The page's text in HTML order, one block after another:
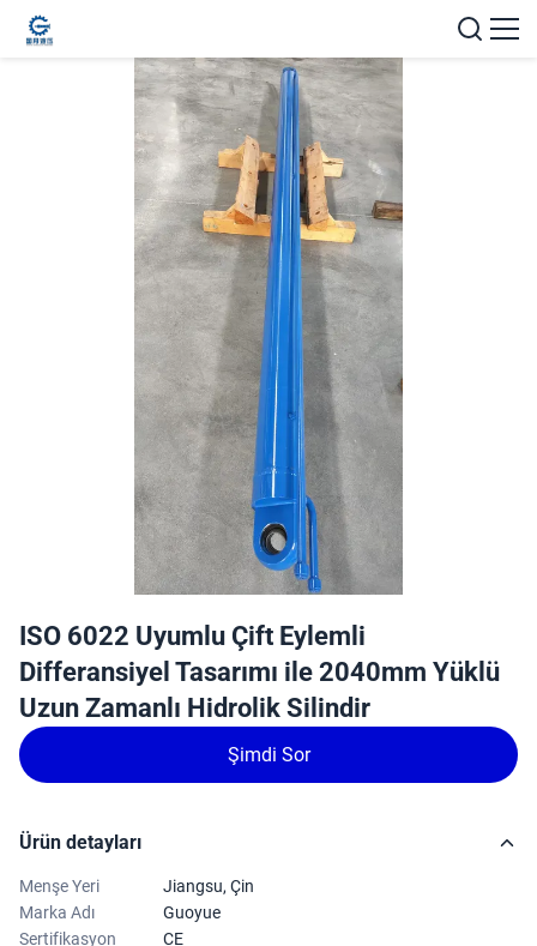
ISO 6022 Uyumlu Çift Eylemli
Differansiyel Tasarımı ile 2040mm Yüklü
Uzun Zamanlı Hidrolik Silindir
Şimdi Sor
Ürün detayları
Menşe Yeri
Jiangsu, Çin
Marka Adı
Guoyue
Sertifikasyon
CE